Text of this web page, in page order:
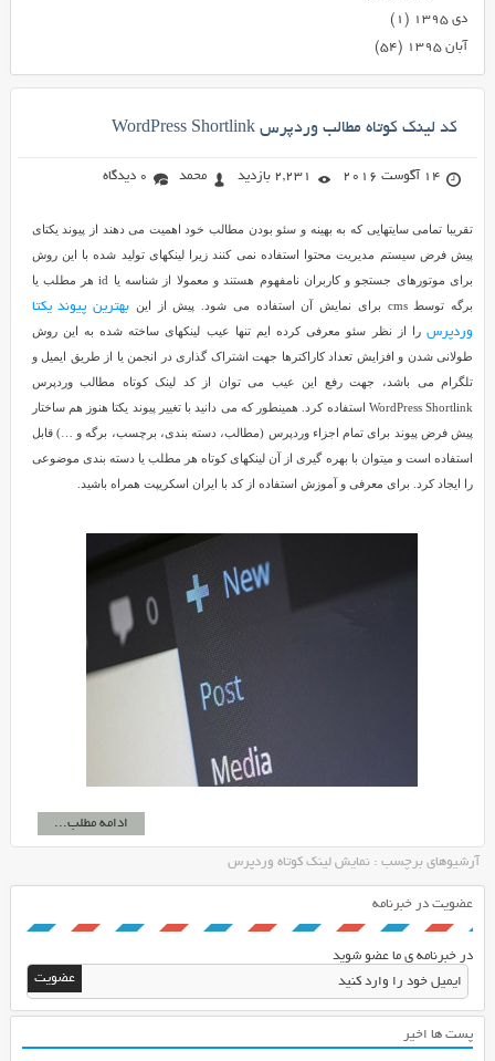
دی ۱۳۹۵
(۱)
آبان ۱۳۹۵
(۵۴)
کد لینک کوتاه مطالب وردپرس WordPress Shortlink
14 آگوست 2016 2,231 بازدید محمد 0 دیدگاه
تقریبا تمامی سایتهایی که به بهینه و سئو بودن مطالب خود اهمیت می دهند از پیوند یکتای
پیش فرض سیستم مدیریت محتوا استفاده نمی کنند زیرا لینکهای تولید شده با این روش
برای موتورهای جستجو و کاربران نامفهوم هستند و معمولا از شناسه یا id هر مطلب یا
برگه توسط cms برای نمایش آن استفاده می شود. پیش از این
بهترین پیوند یکتا
وردپرسرا از نظر سئو معرفی کرده ایم تنها عیب لینکهای ساخته شده به این روش
طولانی شدن و افزایش تعداد کاراکترها جهت اشتراک گذاری در انجمن یا از طریق ایمیل و
تلگرام می باشد، جهت رفع این عیب می توان از کد لینک کوتاه مطالب وردپرس
WordPress Shortlink استفاده کرد. همینطور که می دانید با تغییر پیوند یکتا هنوز هم ساختار
پیش فرض پیوند برای تمام اجزاء وردپرس (مطالب، دسته بندی، برچسب، برگه و …) قابل
استفاده است و میتوان با بهره گیری از آن لینکهای کوتاه هر مطلب یا دسته بندی موضوعی
را ایجاد کرد. برای معرفی و آموزش استفاده از کد با ایران اسکریپت همراه باشید.
ادامه مطلب...
آرشیوهای برچسب : نمایش لینک کوتاه وردپرس
عضویت در خبرنامه
در خبرنامه ی ما عضو شوید
پست ها اخیر